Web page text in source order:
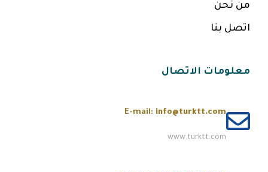
من نحن
اتصل بنا
معلومات الاتصال
E-mail: info@turktt.com
www.turktt.com